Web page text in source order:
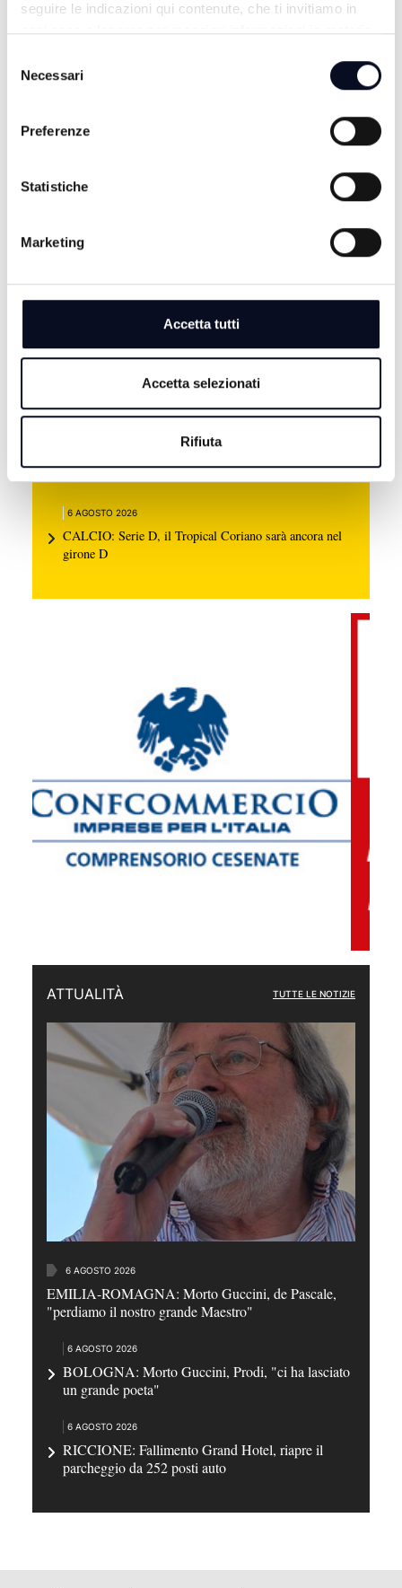
seguire le indicazioni qui contenute, che ti invitiamo in
ogni caso a leggere per maggiori informazioni in materia
delNecessari
Preferenze
Statistiche
Marketing
Accetta tutti
Accetta selezionati
Rifiuta
ALTRE NOTIZIE TUTTE LE NOTIZIE
6 AGOSTO 2026
CALCIO: Cesena, ecco Debenedetti, "Ho accettato
6 AGOSTO 2026
CALCIO: Serie D, il Tropical Coriano sarà ancora nel
girone D
ATTUALITÀ TUTTE LE NOTIZIE
6 AGOSTO 2026
EMILIA-ROMAGNA: Morto Guccini, de Pascale,
"perdiamo il nostro grande Maestro"
6 AGOSTO 2026
BOLOGNA: Morto Guccini, Prodi, "ci ha lasciato
un grande poeta"
6 AGOSTO 2026
RICCIONE: Fallimento Grand Hotel, riapre il
parcheggio da 252 posti auto